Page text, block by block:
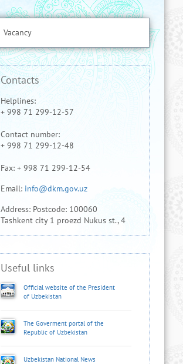
Vacancy
Contacts
Helplines:
+ 998 71 299-12-57
Contact number:
+ 998 71 299-12-48
Fax: + 998 71 299-12-54
Email: info@dkm.gov.uz
Address: Postcode: 100060
Tashkent city 1 proezd Nukus st., 4
Useful links
Official website of the President
of Uzbekistan
The Goverment portal of the
Republic of Uzbekistan
Uzbekistan National News